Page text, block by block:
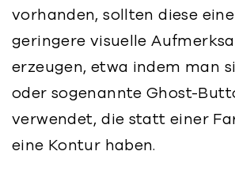
vorhanden, sollten diese
geringere visuelle
erzeugen, etwa indem man
oder sogenannte Ghost-
verwendet, die statt einer
eine Kontur haben.